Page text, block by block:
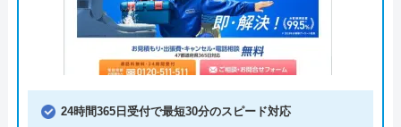
24時間365日受付で最短30分のスピード対応